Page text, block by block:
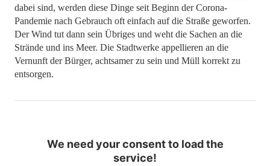
dabei sind, werden diese Dinge seit Beginn der Corona-
Pandemie nach Gebrauch oft einfach auf die Straße geworfen.
Der Wind tut dann sein Übriges und weht die Sachen an die
Strände und ins Meer. Die Stadtwerke appellieren an die
Vernunft der Bürger, achtsamer zu sein und Müll korrekt zu
entsorgen.
We need your consent to load the
service!